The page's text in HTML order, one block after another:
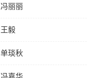
冯丽丽
王毅
单琰秋